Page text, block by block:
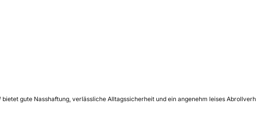
bietet gute Nasshaftung, verlässliche Alltagssicherheit und ein angenehm leises